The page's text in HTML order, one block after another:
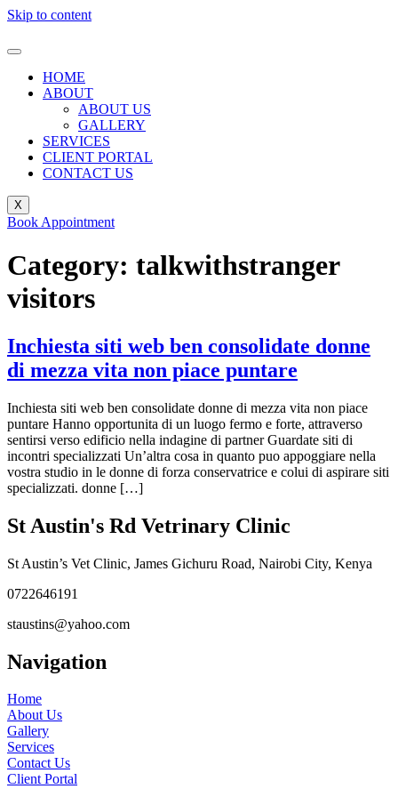
Skip to content
HOME
ABOUT
ABOUT US
GALLERY
SERVICES
CLIENT PORTAL
CONTACT US
X
Book Appointment
Category: talkwithstranger
visitors
Inchiesta siti web ben consolidate donne
di mezza vita non piace puntare
Inchiesta siti web ben consolidate donne di mezza vita non piace
puntare Hanno opportunita di un luogo fermo e forte, attraverso
sentirsi verso edificio nella indagine di partner Guardate siti di
incontri specializzati Un’altra cosa in quanto puo appoggiare nella
vostra studio in le donne di forza conservatrice e colui di aspirare siti
specializzati. donne […]
St Austin's Rd Vetrinary Clinic
St Austin’s Vet Clinic, James Gichuru Road, Nairobi City, Kenya
0722646191
staustins@yahoo.com
Navigation
Home
About Us
Gallery
Services
Contact Us
Client Portal